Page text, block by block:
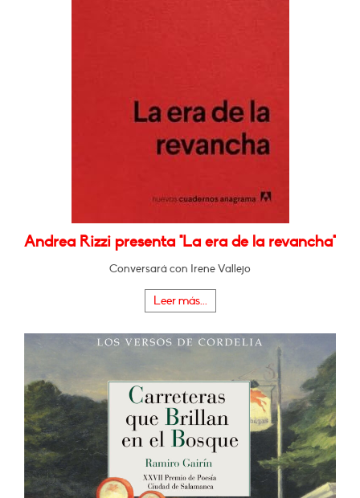
Andrea Rizzi presenta "La era de la revancha"
Conversará con Irene Vallejo
Leer más...